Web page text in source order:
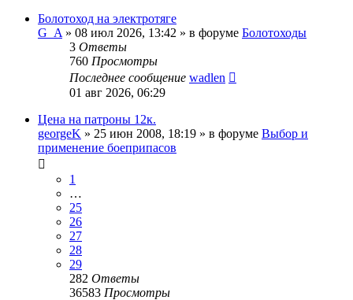
Болотоход на электротяге
G_A » 08 июл 2026, 13:42 » в форуме Болотоходы
3 Ответы
760 Просмотры
Последнее сообщение wadlen
01 авг 2026, 06:29
Цена на патроны 12к.
georgeK » 25 июн 2008, 18:19 » в форуме Выбор и
применение боеприпасов
1
…
25
26
27
28
29
282 Ответы
36583 Просмотры